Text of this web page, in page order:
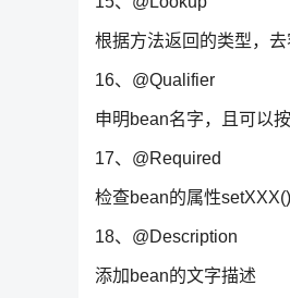
根据方法返回的类型，
16、@Qualifier
申明bean名字，且可以
17、@Required
检查bean的属性
18、@Description
添加bean的文字描述